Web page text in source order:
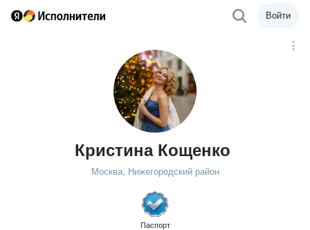
Войти
Кристина Кощенко
Москва, Нижегородский район
Паспорт